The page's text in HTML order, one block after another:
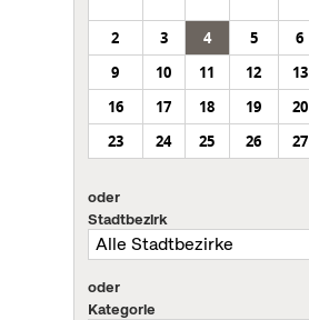
2
3 4 5 6
9
10 11 12 13
16
17 18 19 20
23
24 25 26 27
oder
Stadtbezirk
oder
Kategorie